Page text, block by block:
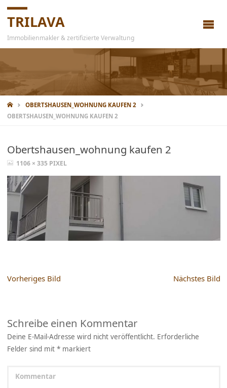
TRILAVA
Immobilienmakler & zertifizierte Verwaltung
OBERTSHAUSEN_WOHNUNG KAUFEN 2
OBERTSHAUSEN_WOHNUNG KAUFEN 2
Obertshausen_wohnung kaufen 2
1106 × 335 PIXEL
Vorheriges Bild Nächstes Bild
Schreibe einen Kommentar
Deine E-Mail-Adresse wird nicht veröffentlicht. Erforderliche
Felder sind mit *markiert